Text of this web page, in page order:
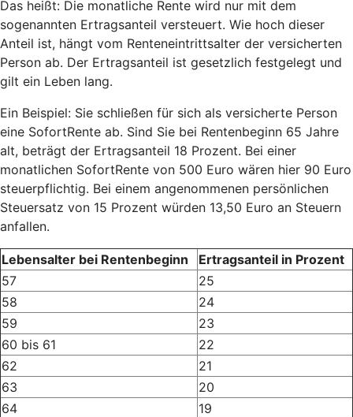
Das heißt: Die monatliche Rente wird nur mit dem
sogenannten Ertragsanteil versteuert. Wie hoch dieser
Anteil ist, hängt vom Renteneintrittsalter der versicherten
Person ab. Der Ertragsanteil ist gesetzlich festgelegt und
gilt ein Leben lang.
Ein Beispiel: Sie schließen für sich als versicherte Person
eine SofortRente ab. Sind Sie bei Rentenbeginn 65 Jahre
alt, beträgt der Ertragsanteil 18 Prozent. Bei einer
monatlichen SofortRente von 500 Euro wären hier 90 Euro
steuerpflichtig. Bei einem angenommenen persönlichen
Steuersatz von 15 Prozent würden 13,50 Euro an Steuern
anfallen.
Lebensalter bei Rentenbeginn
Ertragsanteil in Prozent
57
25
58
24
59
23
60 bis 61
22
62
21
63
20
64
19